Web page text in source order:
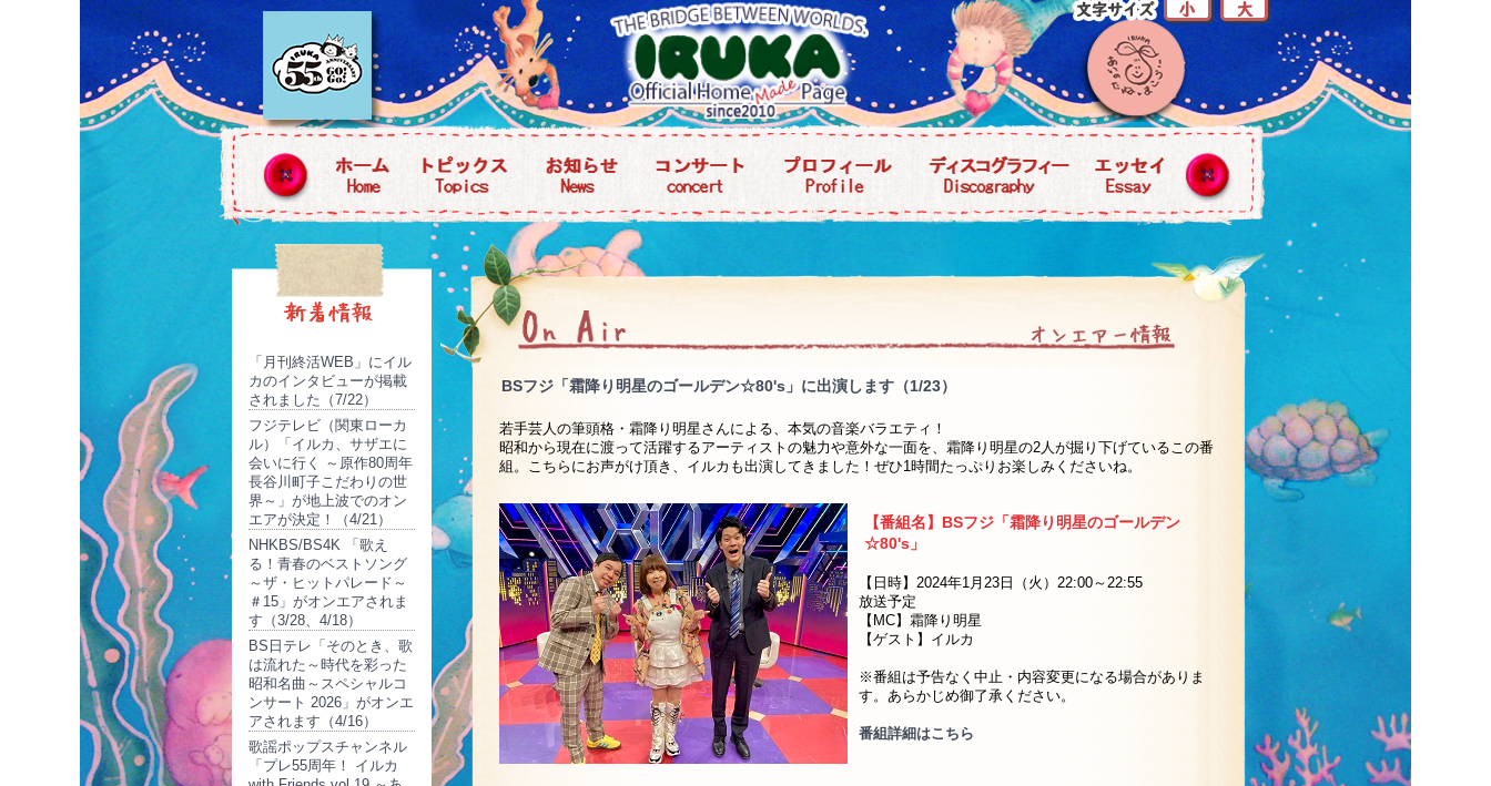
「月刊終活WEB」にイル
カのインタビューが掲載
されました（7/22）
フジテレビ（関東ローカ
ル）「イルカ、サザエに
会いに行く ～原作80周年
長谷川町子こだわりの世
界～」が地上波でのオン
エアが決定！（4/21）
NHKBS/BS4K 「歌え
る！青春のベストソング
～ザ・ヒットパレード～
＃15」がオンエアされま
す（3/28、4/18）
BS日テレ「そのとき、歌
は流れた～時代を彩った
昭和名曲～スペシャルコ
ンサート 2026」がオンエ
アされます（4/16）
歌謡ポップスチャンネル
「プレ55周年！ イルカ
BSフジ「霜降り明星のゴールデン☆80's」に出演します（1/23）
若手芸人の筆頭格・霜降り明星さんによる、本気の音楽バラエティ！
昭和から現在に渡って活躍するアーティストの魅力や意外な一面を、霜降り明星の2人が掘り下げているこの番
組。こちらにお声がけ頂き、イルカも出演してきました！ぜひ1時間たっぷりお楽しみくださいね。
【番組名】BSフジ「霜降り明星のゴールデン
☆80's」
【日時】2024年1月23日（火）22:00～22:55
放送予定
【MC】霜降り明星
【ゲスト】イルカ
※番組は予告なく中止・内容変更になる場合がありま
す。あらかじめ御了承ください。
番組詳細はこちら